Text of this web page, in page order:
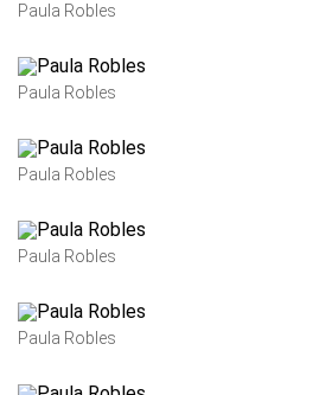
Paula Robles
Paula Robles
Paula Robles
Paula Robles
Paula Robles